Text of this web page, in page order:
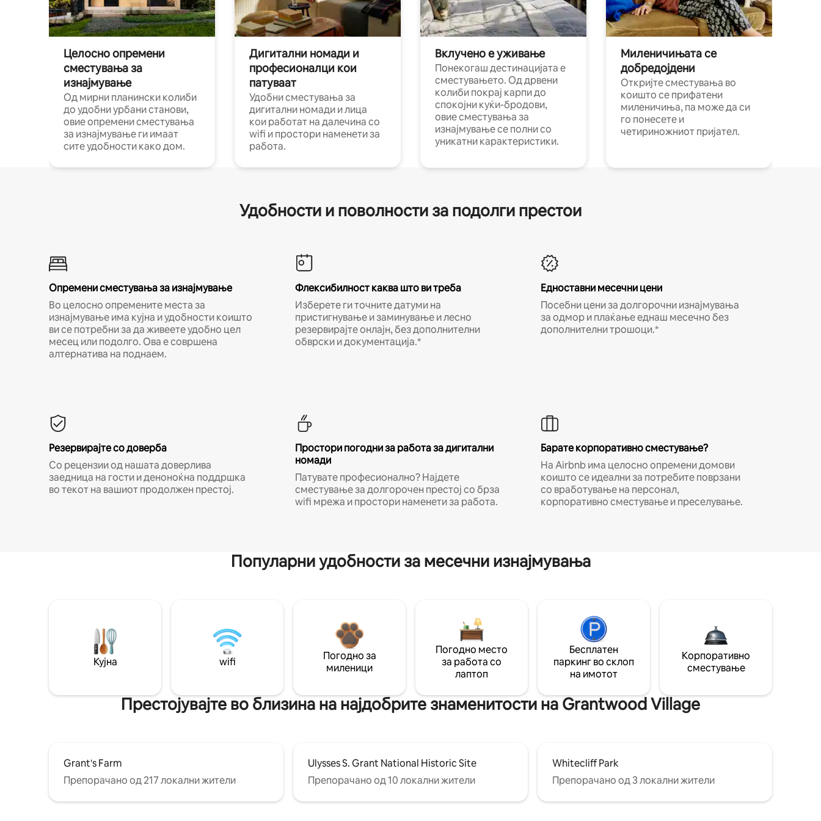
Целосно опремени
сместувања за
изнајмување
Од мирни планински колиби
до удобни урбани станови,
овие опремени сместувања
за изнајмување ги имаат
сите удобности како дом.
Дигитални номади и
професионалци кои
патуваат
Удобни сместувања за
дигитални номади и лица
кои работат на далечина со
wifi и простори наменети за
работа.
Вклучено е уживање
Понекогаш дестинацијата е
сместувањето. Од дрвени
колиби покрај карпи до
спокојни куќи-бродови,
овие сместувања за
изнајмување се полни со
уникатни карактеристики.
Миленичињата се
добредојдени
Откријте сместувања во
коишто се прифатени
миленичиња, па може да си
го понесете и
четириножниот пријател.
Удобности и поволности за подолги престои
Опремени сместувања за изнајмување
Во целосно опремените места за
изнајмување има кујна и удобности коишто
ви се потребни за да живеете удобно цел
месец или подолго. Ова е совршена
алтернатива на поднаем.
Флексибилност каква што ви треба
Изберете ги точните датуми на
пристигнување и заминување и лесно
резервирајте онлајн, без дополнителни
обврски и документација.*
Едноставни месечни цени
Посебни цени за долгорочни изнајмувања
за одмор и плаќање еднаш месечно без
дополнителни трошоци.*
Резервирајте со доверба
Со рецензии од нашата доверлива
заедница на гости и деноноќна поддршка
во текот на вашиот продолжен престој.
Простори погодни за работа за дигитални
номади
Патувате професионално? Најдете
сместување за долгорочен престој со брза
wifi мрежа и простори наменети за работа.
Барате корпоративно сместување?
На Airbnb има целосно опремени домови
коишто се идеални за потребите поврзани
со вработување на персонал,
корпоративно сместување и преселување.
Популарни удобности за месечни изнајмувања
Кујна wifi
Погодно за
миленици
Погодно место
за работа со
лаптоп
Бесплатен
паркинг во склоп
на имотот
Корпоративно
сместување
Престојувајте во близина на најдобрите знаменитости на Grantwood Village
Grant's Farm
Препорачано од 217 локални жители
Ulysses S. Grant National Historic Site
Препорачано од 10 локални жители
Whitecliff Park
Препорачано од 3 локални жители